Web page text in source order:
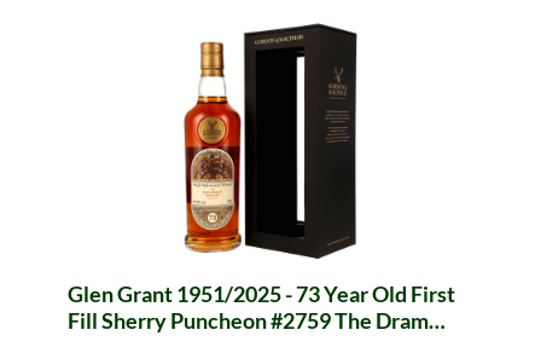
Glen Grant 1951/2025 - 73 Year Old First
Fill Sherry Puncheon #2759 The Dram